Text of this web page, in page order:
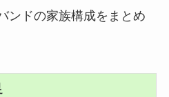
ンドの家族構成をまとめ